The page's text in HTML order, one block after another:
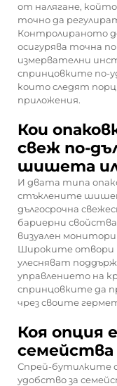
от налягане,
точно да
Контролираното
осигурява точна
измервателни
спринцовките по-
които следят
приложения.
Кои
свеж по-
шишета
И двата типа
стъклените
дългосрочна
бариерни
визуален
Широките
улесняват
управлението на
спринцовките да
чрез своите
Коя опция
семейства
Спрей-бутилките
удобство за